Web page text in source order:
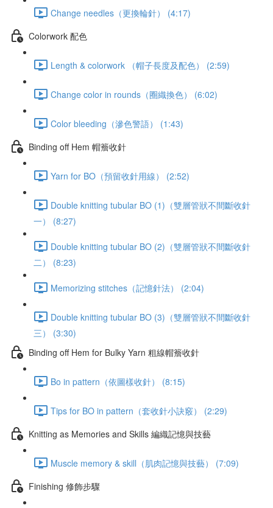
Change needles（更換輪針） (4:17)
Colorwork 配色
Length & colorwork （帽子長度及配色） (2:59)
Change color in rounds（圈織換色） (6:02)
Color bleeding（滲色警語） (1:43)
Binding off Hem 帽簷收針
Yarn for BO（預留收針用線） (2:52)
Double knitting tubular BO (1)（雙層管狀不間斷收針
一） (8:27)
Double knitting tubular BO (2)（雙層管狀不間斷收針
二） (8:23)
Memorizing stitches（記憶針法） (2:04)
Double knitting tubular BO (3)（雙層管狀不間斷收針
三） (3:30)
Binding off Hem for Bulky Yarn 粗線帽簷收針
Bo in pattern（依圖樣收針） (8:15)
Tips for BO in pattern（套收針小訣竅） (2:29)
Knitting as Memories and Skills 編織記憶與技藝
Muscle memory & skill（肌肉記憶與技藝） (7:09)
Finishing 修飾步驟